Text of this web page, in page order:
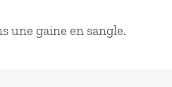
une gaine en sangle.